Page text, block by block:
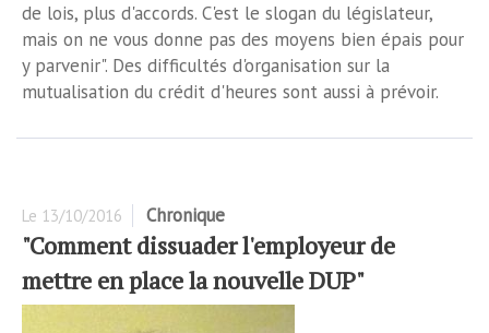
de lois, plus d'accords. C'est le slogan du législateur,
mais on ne vous donne pas des moyens bien épais pour
y parvenir". Des difficultés d'organisation sur la
mutualisation du crédit d'heures sont aussi à prévoir.
Le 13/10/2016 Chronique
"Comment dissuader l'employeur de
mettre en place la nouvelle DUP"